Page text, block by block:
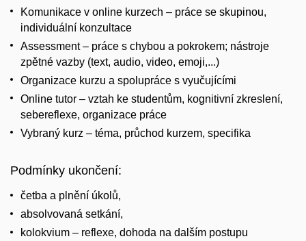
Komunikace v online kurzech – práce se skupinou,
individuální konzultace
Assessment – práce s chybou a pokrokem; nástroje
zpětné vazby (text, audio, video, emoji,...)
Organizace kurzu a spolupráce s vyučujícími
Online tutor – vztah ke studentům, kognitivní zkreslení,
sebereflexe, organizace práce
Vybraný kurz – téma, průchod kurzem, specifika
Podmínky ukončení:
četba a plnění úkolů,
absolvovaná setkání,
kolokvium – reflexe, dohoda na dalším postupu